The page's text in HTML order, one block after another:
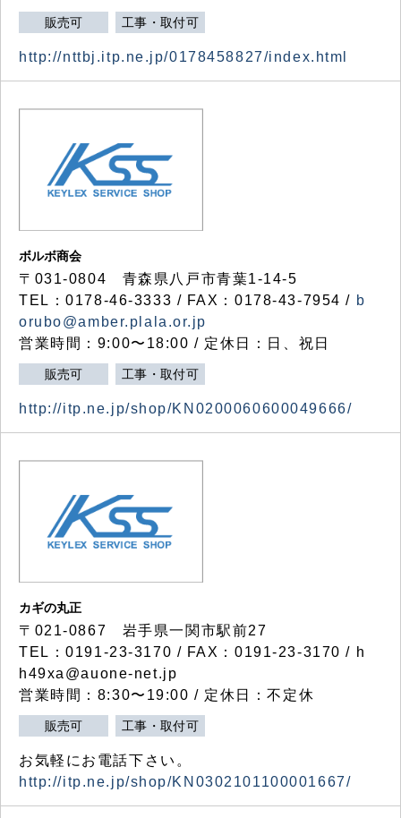
販売可 工事・取付可
http://nttbj.itp.ne.jp/0178458827/index.html
ボルボ商会
〒031-0804 青森県八戸市青葉1-14-5
TEL：0178-46-3333 / FAX：0178-43-7954 / b
orubo@amber.plala.or.jp
営業時間：9:00〜18:00 / 定休日：日、祝日
販売可 工事・取付可
http://itp.ne.jp/shop/KN0200060600049666/
カギの丸正
〒021-0867 岩手県一関市駅前27
TEL：0191-23-3170 / FAX：0191-23-3170 / h
h49xa@auone-net.jp
営業時間：8:30〜19:00 / 定休日：不定休
販売可 工事・取付可
お気軽にお電話下さい。
http://itp.ne.jp/shop/KN0302101100001667/